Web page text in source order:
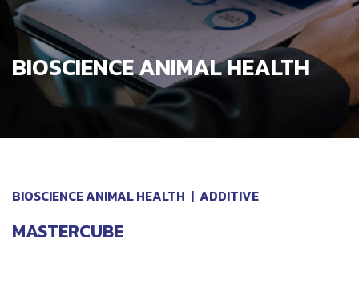
BIOSCIENCE ANIMAL HEALTH
BIOSCIENCE ANIMAL HEALTH | ADDITIVE
MASTERCUBE